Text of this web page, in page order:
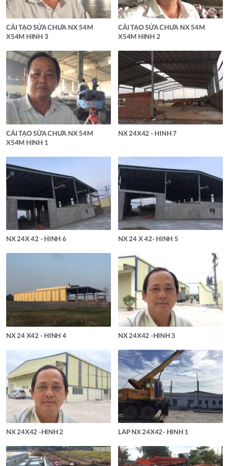
CẢI TẠO SỬA CHƯA NX 54M
X54M HINH 3
CẢI TẠO SỬA CHƯA NX 54M
X54M HINH 2
CẢI TẠO SỬA CHƯA NX 54M
X54M HINH 1
NX 24X42 - HINH 7
NX 24X 42 - HINH 6 NX 24 X 42- HINH 5
NX 24 X42 - HINH 4 NX 24X42 -HINH 3
NX 24X42 -HINH 2 LAP NX 24X42- HINH 1